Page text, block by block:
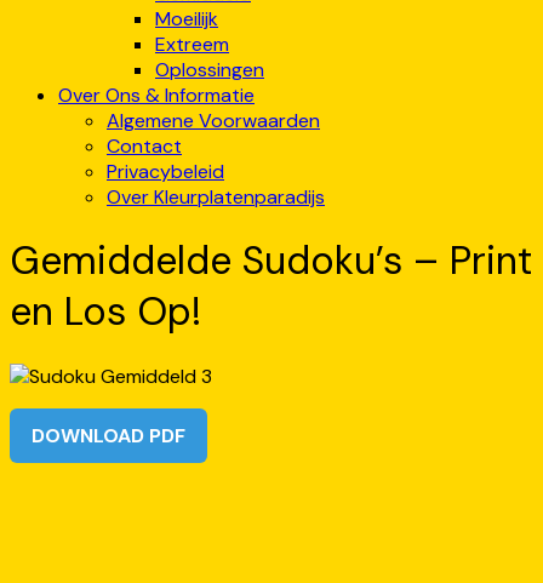
Moeilijk
Extreem
Oplossingen
Over Ons & Informatie
Algemene Voorwaarden
Contact
Privacybeleid
Over Kleurplatenparadijs
Gemiddelde Sudoku’s – Print
en Los Op!
DOWNLOAD PDF